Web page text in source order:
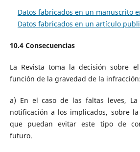
Datos fabricados en un manuscrito
Datos fabricados en un artículo
10.4 Consecuencias
La Revista toma la decisión sobre
función de la gravedad de la infracción:
a) En el caso de las faltas leves, La
notificación a los implicados, sobre
que puedan evitar este tipo de
futuro.